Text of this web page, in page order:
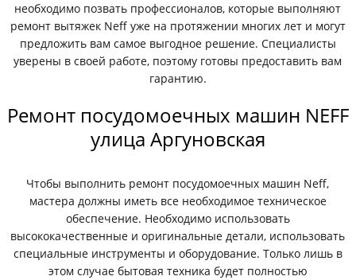
необходимо позвать профессионалов, которые выполняют
ремонт вытяжек Neff уже на протяжении многих лет и могут
предложить вам самое выгодное решение. Специалисты
уверены в своей работе, поэтому готовы предоставить вам
гарантию.
Ремонт посудомоечных машин NEFF
улица Аргуновская
Чтобы выполнить ремонт посудомоечных машин Neff,
мастера должны иметь все необходимое техническое
обеспечение. Необходимо использовать
высококачественные и оригинальные детали, использовать
специальные инструменты и оборудование. Только лишь в
этом случае бытовая техника будет полностью